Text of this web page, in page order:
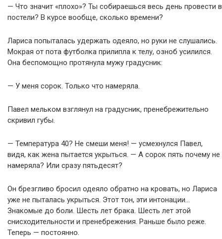
— Что значит «плохо»? Ты собираешься весь день провести в
постели? В курсе вообще, сколько времени?
Лариса попыталась удержать одеяло, но руки не слушались.
Мокрая от пота футболка прилипла к телу, озноб усилился.
Она беспомощно протянула мужу градусник:
— У меня сорок. Только что намеряла.
Павел мельком взглянул на градусник, пренебрежительно
скривил губы.
— Температура 40? Не смеши меня! — усмехнулся Павел,
видя, как жена пытается укрыться. — А сорок пять почему не
намеряла? Или сразу пятьдесят?
Он брезгливо бросил одеяло обратно на кровать, но Лариса
уже не пыталась укрыться. Этот тон, эти интонации…
Знакомые до боли. Шесть лет брака. Шесть лет этой
снисходительности и пренебрежения. Раньше было реже.
Теперь — постоянно.